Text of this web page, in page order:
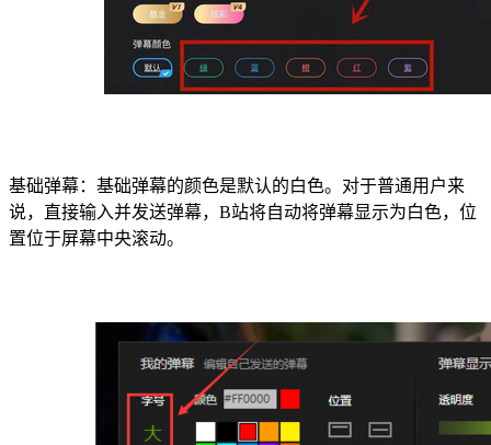
基础弹幕：基础弹幕的颜色是默认的白色。对于普通用户来
说，直接输入并发送弹幕，B站将自动将弹幕显示为白色，位
置位于屏幕中央滚动。